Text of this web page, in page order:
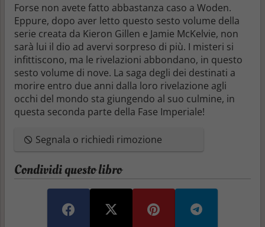
Forse non avete fatto abbastanza caso a Woden.
Eppure, dopo aver letto questo sesto volume della
serie creata da Kieron Gillen e Jamie McKelvie, non
sarà lui il dio ad avervi sorpreso di più. I misteri si
infittiscono, ma le rivelazioni abbondano, in questo
sesto volume di nove. La saga degli dei destinati a
morire entro due anni dalla loro rivelazione agli
occhi del mondo sta giungendo al suo culmine, in
questa seconda parte della Fase Imperiale!
Segnala o richiedi rimozione
Condividi questo libro